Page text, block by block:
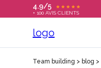
4.9/5
+ 100 AVIS CLIENTS
Team building > blog >